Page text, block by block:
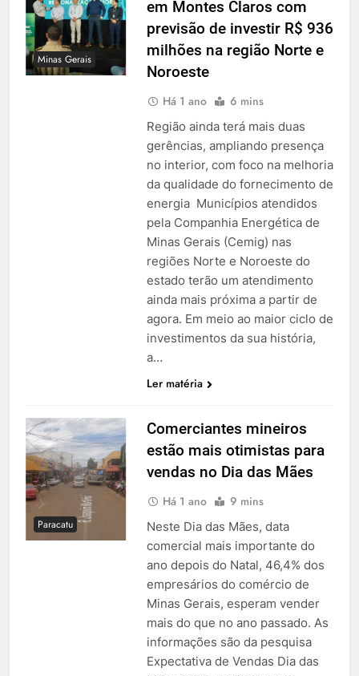
Minas Gerais
em Montes Claros com
previsão de investir R$ 936
milhões na região Norte e
Noroeste
Há 1 ano 6 mins
Região ainda terá mais duas
gerências, ampliando presença
no interior, com foco na melhoria
da qualidade do fornecimento de
energia Municípios atendidos
pela Companhia Energética de
Minas Gerais (Cemig) nas
regiões Norte e Noroeste do
estado terão um atendimento
ainda mais próxima a partir de
agora. Em meio ao maior ciclo de
investimentos da sua história,
a…
Ler matéria
Paracatu
Comerciantes mineiros
estão mais otimistas para
vendas no Dia das Mães
Há 1 ano 9 mins
Neste Dia das Mães, data
comercial mais importante do
ano depois do Natal, 46,4% dos
empresários do comércio de
Minas Gerais, esperam vender
mais do que no ano passado. As
informações são da pesquisa
Expectativa de Vendas Dia das